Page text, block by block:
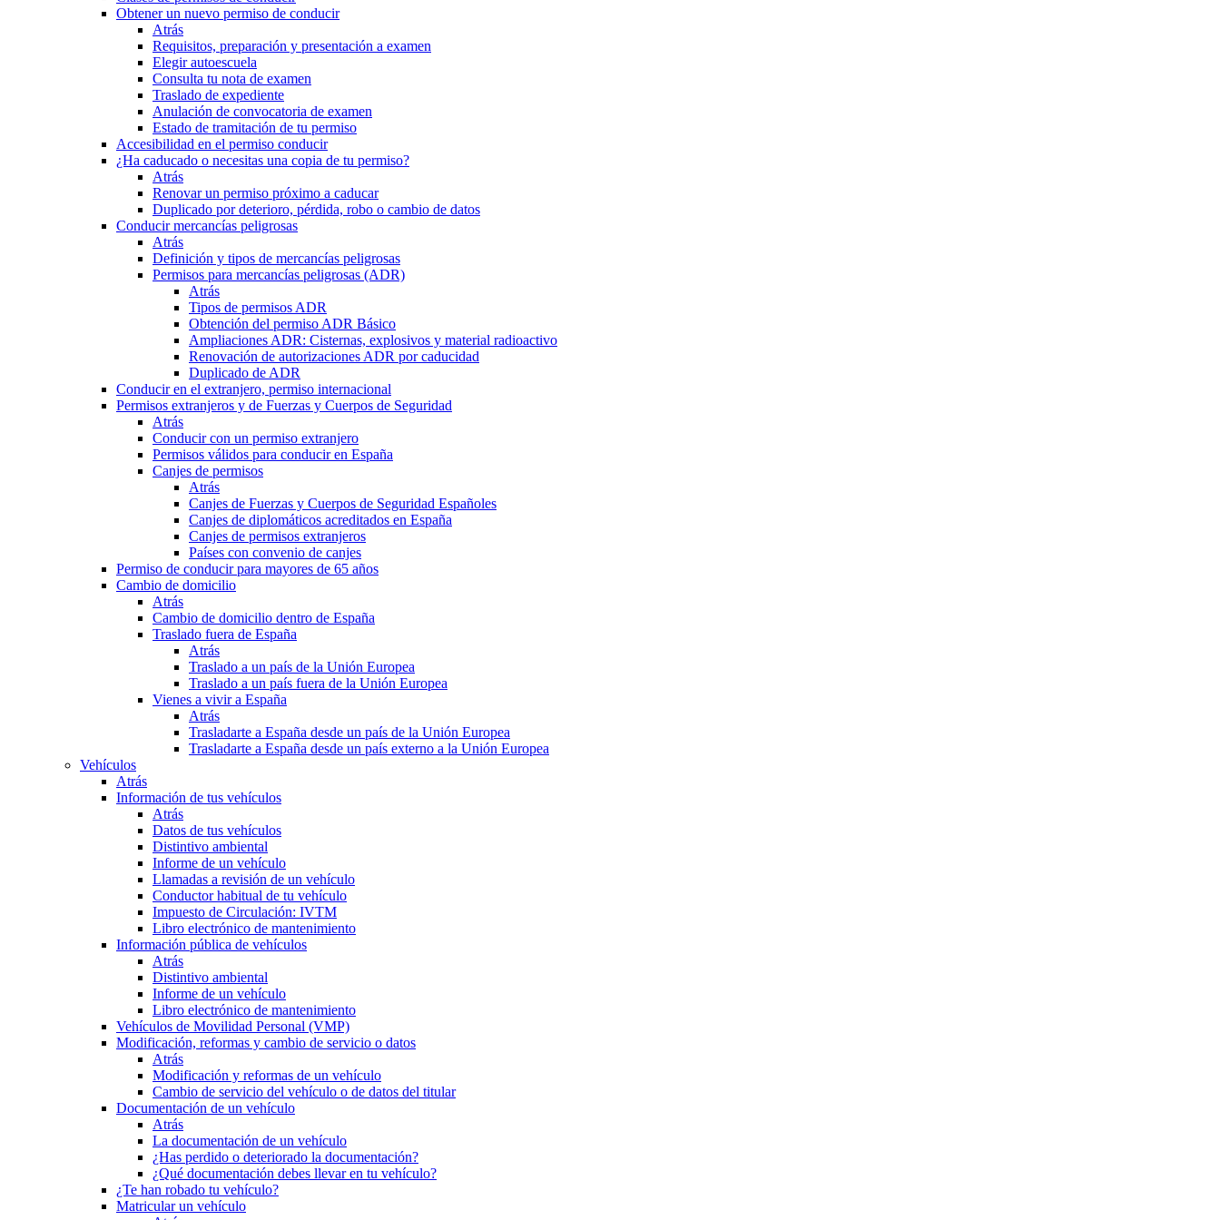
Obtener un nuevo permiso de conducir
Atrás
Requisitos, preparación y presentación a examen
Elegir autoescuela
Consulta tu nota de examen
Traslado de expediente
Anulación de convocatoria de examen
Estado de tramitación de tu permiso
Accesibilidad en el permiso conducir
¿Ha caducado o necesitas una copia de tu permiso?
Atrás
Renovar un permiso próximo a caducar
Duplicado por deterioro, pérdida, robo o cambio de datos
Conducir mercancías peligrosas
Atrás
Definición y tipos de mercancías peligrosas
Permisos para mercancías peligrosas (ADR)
Atrás
Tipos de permisos ADR
Obtención del permiso ADR Básico
Ampliaciones ADR: Cisternas, explosivos y material radioactivo
Renovación de autorizaciones ADR por caducidad
Duplicado de ADR
Conducir en el extranjero, permiso internacional
Permisos extranjeros y de Fuerzas y Cuerpos de Seguridad
Atrás
Conducir con un permiso extranjero
Permisos válidos para conducir en España
Canjes de permisos
Atrás
Canjes de Fuerzas y Cuerpos de Seguridad Españoles
Canjes de diplomáticos acreditados en España
Canjes de permisos extranjeros
Países con convenio de canjes
Permiso de conducir para mayores de 65 años
Cambio de domicilio
Atrás
Cambio de domicilio dentro de España
Traslado fuera de España
Atrás
Traslado a un país de la Unión Europea
Traslado a un país fuera de la Unión Europea
Vienes a vivir a España
Atrás
Trasladarte a España desde un país de la Unión Europea
Trasladarte a España desde un país externo a la Unión Europea
Vehículos
Atrás
Información de tus vehículos
Atrás
Datos de tus vehículos
Distintivo ambiental
Informe de un vehículo
Llamadas a revisión de un vehículo
Conductor habitual de tu vehículo
Impuesto de Circulación: IVTM
Libro electrónico de mantenimiento
Información pública de vehículos
Atrás
Distintivo ambiental
Informe de un vehículo
Libro electrónico de mantenimiento
Vehículos de Movilidad Personal (VMP)
Modificación, reformas y cambio de servicio o datos
Atrás
Modificación y reformas de un vehículo
Cambio de servicio del vehículo o de datos del titular
Documentación de un vehículo
Atrás
La documentación de un vehículo
¿Has perdido o deteriorado la documentación?
¿Qué documentación debes llevar en tu vehículo?
¿Te han robado tu vehículo?
Matricular un vehículo